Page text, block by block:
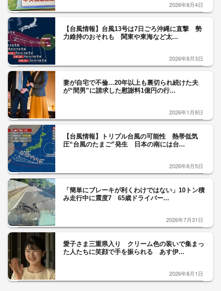
2026年8月4日
【台風情報】台風13号は7日ごろ沖縄に直撃 勢
力維持のおそれも 関東や東海など太...
2026年8月3日
妻が自宅で不倫…20年以上も裏切られ続けた夫
が“間男”に請求した慰謝料1億円の行...
2026年1月8日
【台風情報】トリプル台風の可能性 熱帯低気
圧“台風のたまご”発生 日本の南には台...
2026年8月5日
「簡単にブレーキが利くわけではない」10トン積
み走行中に震度7 65歳ドライバー...
2026年7月31日
愛子さま三重県入り クリーム色の装いで集まっ
た人たちに笑顔で手を振られる あす伊...
2026年8月1日